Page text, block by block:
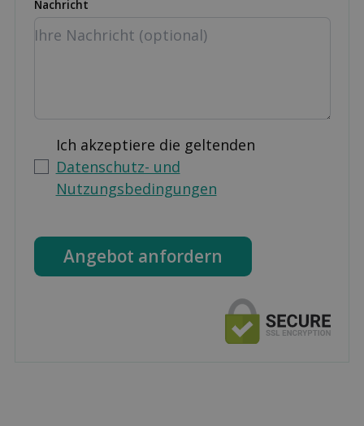
Nachricht
Ich akzeptiere die geltenden
Datenschutz- und
Nutzungsbedingungen
Angebot anfordern